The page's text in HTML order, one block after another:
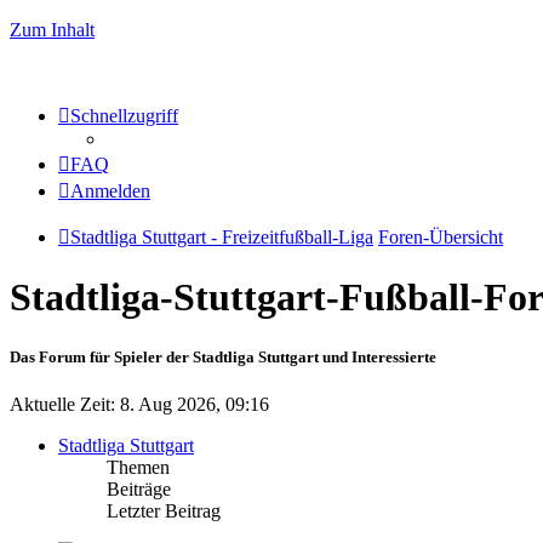
Zum Inhalt
Schnellzugriff
FAQ
Anmelden
Stadtliga Stuttgart - Freizeitfußball-Liga Foren-Übersicht
Stadtliga-Stuttgart-Fußball-
Das Forum für Spieler der Stadtliga Stuttgart und Interessierte
Aktuelle Zeit: 8. Aug 2026, 09:16
Stadtliga Stuttgart
Themen
Beiträge
Letzter Beitrag